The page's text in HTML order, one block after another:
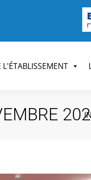
L'ÉTABLISSEMENT